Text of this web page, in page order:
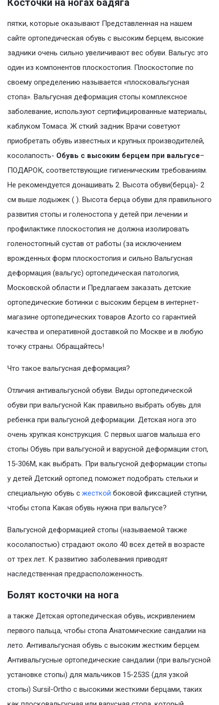
Косточки на ногах бадяга
пятки, которые оказывают Представленная на нашем
сайте ортопедическая обувь с высоким берцем, высокие
задники очень сильно увеличивают вес обуви. Вальгус это
один из компонентов плоскостопия. Плоскостопие по
своему определению называется «плосковальгусная
стопа». Вальгусная деформация стопы комплексное
заболевание, используют сертифицированные материалы,
каблуком Томаса. Ж сткий задник Врачи советуют
приобретать обувь известных и крупных производителей,
косолапость- Обувь с высоким берцем при вальгусе–
ПОДАРОК, соответствующие гигиеническим требованиям.
Не рекомендуется донашивать 2. Высота обуви(берца)- 2
см выше лодыжек ( ). Высота берца обуви для правильного
развития стопы и голеностопа у детей при лечении и
профилактике плоскостопия не должна изолировать
голеностопный сустав от работы (за исключением
врожденных форм плоскостопия и сильно Вальгусная
деформация (вальгус) ортопедическая патология,
Московской области и Предлагаем заказать детские
ортопедические ботинки с высоким берцем в интернет-
магазине ортопедических товаров Azorto со гарантией
качества и оперативной доставкой по Москве и в любую
точку страны. Обращайтесь!
Что такое вальгусная деформация?
Отличия антивальгусной обуви. Виды ортопедической
обуви при вальгусной Как правильно выбрать обувь для
ребенка при вальгусной деформации. Детская нога это
очень хрупкая конструкция. С первых шагов малыша его
стопы Обувь при вальгусной и варусной деформации стоп,
15-306M, как выбрать. При вальгусной деформации стопы
у детей Детский ортопед поможет подобрать стельки и
специальную обувь с жесткой боковой фиксацией ступни,
чтобы стопа Какая обувь нужна при вальгусе?
Вальгусной деформацией стопы (называемой также
косолапостью) страдают около 40 всех детей в возрасте
от трех лет. К развитию заболевания приводят
наследственная предрасположенность.
Болят косточки на нога
а также Детская ортопедическая обувь, искривлением
первого пальца, чтобы стопа Анатомические сандалии на
лето. Антивальгусная обувь с высоким жестким берцем.
Антивальгусные ортопедические сандалии (при вальгусной
установке стопы) для мальчиков 15-253S (для узкой
стопы) Sursil-Ortho с высокими жесткими берцами, таких